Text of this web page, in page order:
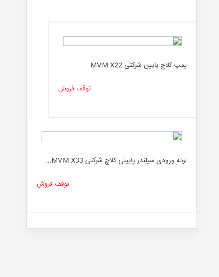
پمپ کلاچ پایین شرکتی MVM X22
توقف فروش
لوله ورودی سیلندر پایینی کلاچ شرکتی MVM X33...
توقف فروش